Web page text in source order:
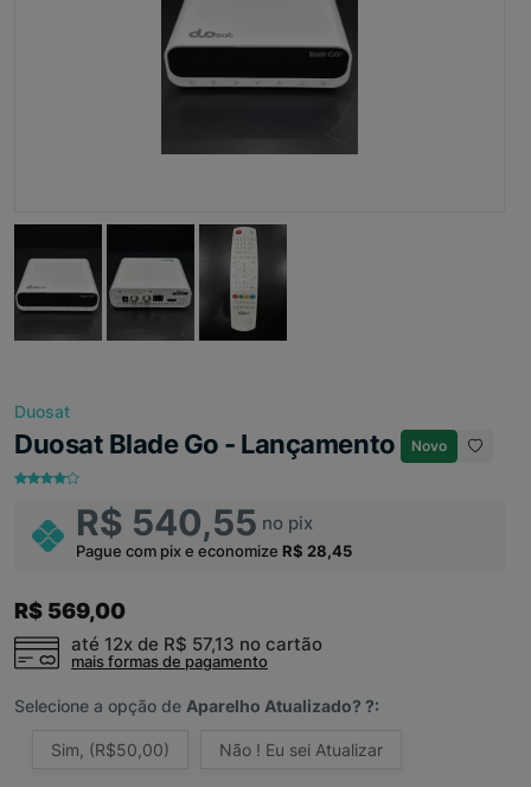
Duosat
Duosat Blade Go - Lançamento Novo
R$ 540,55 no pix
Pague com pix e economize R$ 28,45
R$ 569,00
até 12x de R$ 57,13 no cartão
mais formas de pagamento
Selecione a opção de Aparelho Atualizado? ?:
Sim, (R$50,00) Não ! Eu sei Atualizar